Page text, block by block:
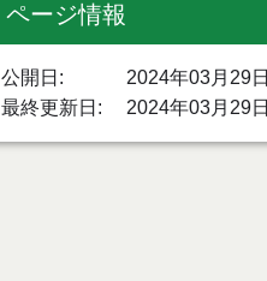
ページ情報
公開日
2024年03月29日
最終更新日
2024年03月29日